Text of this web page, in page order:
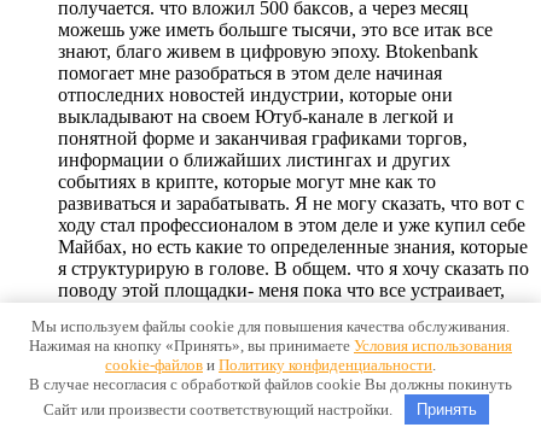
получается. что вложил 500 баксов, а через месяц
можешь уже иметь большге тысячи, это все итак все
знают, благо живем в цифровую эпоху. Btokenbank
помогает мне разобраться в этом деле начиная
отпоследних новостей индустрии, которые они
выкладывают на своем Ютуб-канале в легкой и
понятной форме и заканчивая графиками торгов,
информации о ближайших листингах и других
событиях в крипте, которые могут мне как то
развиваться и зарабатывать. Я не могу сказать, что вот с
ходу стал профессионалом в этом деле и уже купил себе
Майбах, но есть какие то определенные знания, которые
я структурирую в голове. В общем. что я хочу сказать по
поводу этой площадки- меня пока что все устраивает,
(0) (1)You have already voted this
Предупреждение! Этот отзыв носит заказной характер,
относитесь к нему критически.
Мы используем файлы cookie для повышения качества обслуживания.
Нажимая на кнопку «Принять», вы принимаете Условия использования
cookie-файлов и Политику конфиденциальности
В случае несогласия с обработкой файлов cookie Вы должны покинуть
Сайт или произвести соответствующий настройки.
Принять